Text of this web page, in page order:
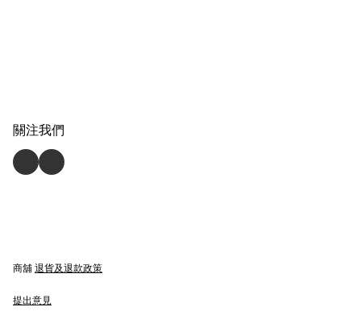
關注我們
商舖 退貨及退款政策
提出意見